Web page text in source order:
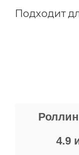
Подходит
4.9